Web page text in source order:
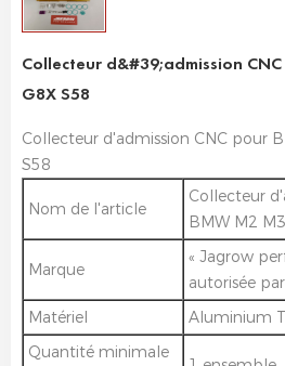
Collecteur d&#39;admission
G8X S58
Collecteur d'admission CNC pour
S58
Nom de l'article
Collecteur
BMW M2
Marque
« Jagrow
autorisée
Matériel
Aluminium
Quantité minimale